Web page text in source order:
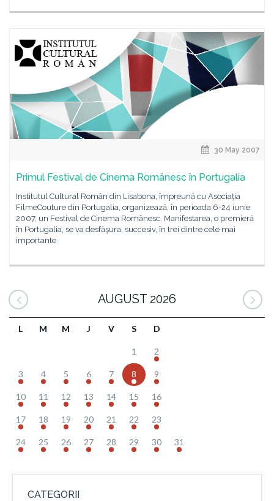
30 May 2007
Primul Festival de Cinema Românesc în Portugalia
Institutul Cultural Român din Lisabona, împreună cu Asociaţia
FilmeCouture din Portugalia, organizează, în perioada 6-24 iunie
2007, un Festival de Cinema Românesc. Manifestarea, o premieră
în Portugalia, se va desfăşura, succesiv, în trei dintre cele mai
importante
AUGUST 2026
L M M J V S D
1 2
3 4 5 6 7 8 9
10 11 12 13 14 15 16
17 18 19 20 21 22 23
24 25 26 27 28 29 30 31
CATEGORII